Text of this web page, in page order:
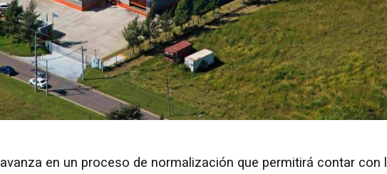
avanza en un proceso de normalización que permitirá contar con